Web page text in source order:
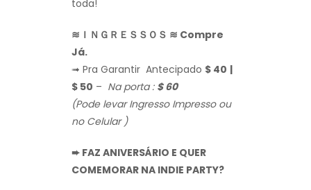
toda!
≋ＩＮＧＲＥＳＳＯＳ ≋ Compre
Já.
➟ Pra Garantir Antecipado $ 40 |
$ 50 – Na porta : $ 60
(Pode levar Ingresso Impresso ou
no Celular )
➨ FAZ ANIVERSÁRIO E QUER
COMEMORAR NA INDIE PARTY?